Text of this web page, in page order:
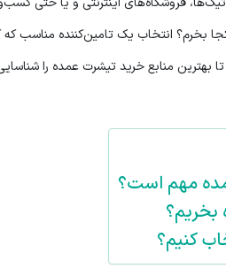
بخرم؟ انتخاب یک تامین‌کننده مناسب
بهترین منابع خرید تیشرت عمده را
مهم است؟
بخریم؟
کنیم؟